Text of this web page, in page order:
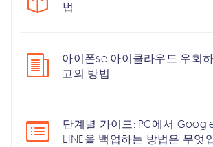
법
아이폰se 아이클라우드 우회
고의 방법
단계별 가이드: PC에서
LINE을 백업하는 방법은 무엇